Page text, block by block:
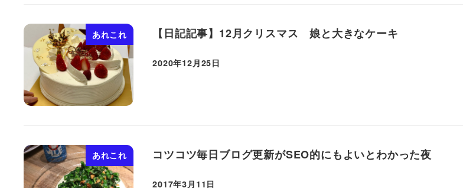
あれこれ 【日記記事】12月クリスマス 娘と大きなケーキ
投稿日
2020年12月25日
あれこれ コツコツ毎日ブログ更新がSEO的にもよいとわかった夜
2017年3月11日